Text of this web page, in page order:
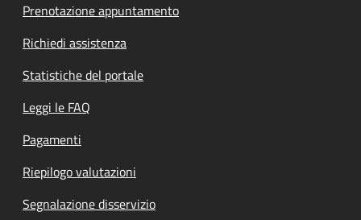
Prenotazione appuntamento
Richiedi assistenza
Statistiche del portale
Leggi le FAQ
Pagamenti
Riepilogo valutazioni
Segnalazione disservizio